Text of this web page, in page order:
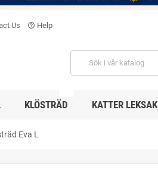
Us help_outline Help
KLÖSTRÄD KATTER LEKSAK
Eva L